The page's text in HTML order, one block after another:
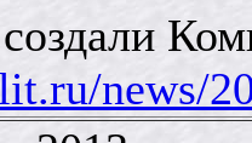
news/